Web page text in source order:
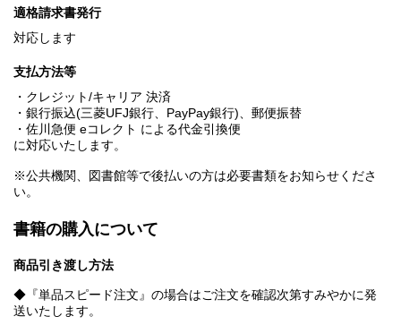
適格請求書発行
対応します
支払方法等
・クレジット/キャリア 決済
・銀行振込(三菱UFJ銀行、PayPay銀行)、郵便振替
・佐川急便 eコレクト による代金引換便
に対応いたします。
※公共機関、図書館等で後払いの方は必要書類をお知らせくださ
い。
書籍の購入について
商品引き渡し方法
◆『単品スピード注文』の場合はご注文を確認次第すみやかに発
送いたします。